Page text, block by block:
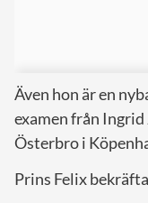
Även hon är en
examen från Ingrid
Österbro i
Prins Felix